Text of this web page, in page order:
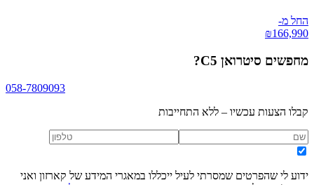
החל מ-
₪166,990
מחפשים סיטרואן C5 ?
058-7809093
קבלו הצעות עכשיו – ללא התחייבות
ידוע לי שהפרטים שמסרתי לעיל ייכללו במאגרי המידע של קארזון ואני